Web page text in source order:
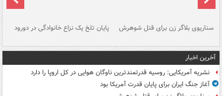
سناریوی بلاگر زن برای قتل شوهرش پایان تلخ یک نزاع خانوادگی در دورود
آخرین اخبار
نشریه آمریکایی: روسیه قدرتمندترین ناوگان هوایی در کل اروپا را دارد
آغاز جنگ ایران برای پایان قدرت آمریکا بود